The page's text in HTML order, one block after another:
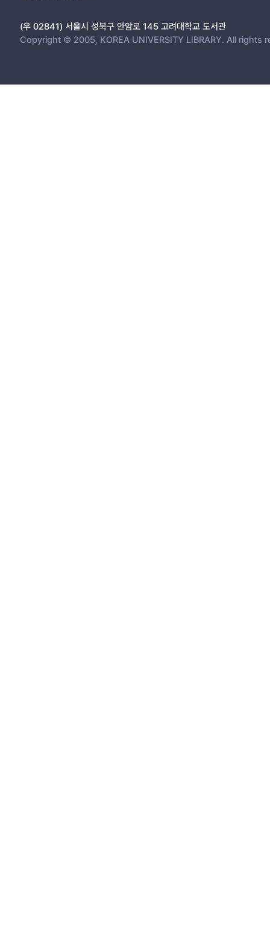
(우 02841) 서울시 성북구 안암로 145 고려대학교 도서관
Copyright © 2005, KOREA UNIVERSITY LIBRARY. All rights